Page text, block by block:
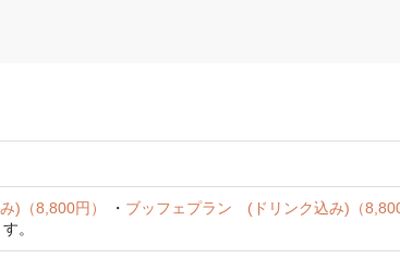
)（8,800円） ・ ブッフェプラン (ドリンク込み)（
。